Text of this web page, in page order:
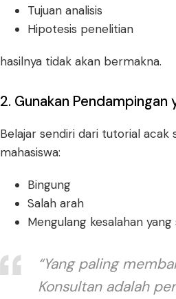
Tujuan analisis
Hipotesis penelitian
hasilnya tidak akan bermakna.
2. Gunakan Pendampingan
Belajar sendiri dari tutorial acak
mahasiswa:
Bingung
Salah arah
Mengulang kesalahan yang
“Yang paling
Konsultan adalah